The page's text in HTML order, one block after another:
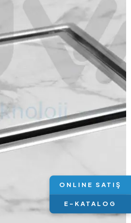
ONLINE SATIŞ
E-KATALOG